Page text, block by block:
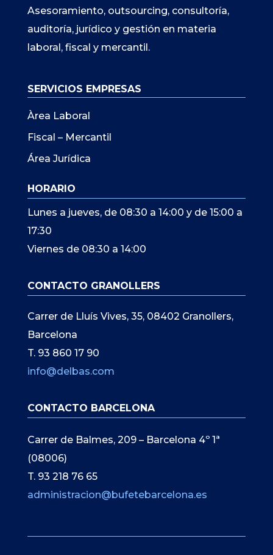
Asesoramiento, outsourcing, consultoría,
auditoría, jurídico y gestión en materia
laboral, fiscal y mercantil.
SERVICIOS EMPRESAS
Àrea Laboral
Fiscal – Mercantil
Área Jurídica
HORARIO
Lunes a jueves, de 08:30 a 14:00 y de 15:00 a
17:30
Viernes de 08:30 a 14:00
CONTACTO GRANOLLERS
Carrer de Lluís Vives, 35, 08402 Granollers,
Barcelona
T. 93 860 17 90
info@delbas.com
CONTACTO BARCELONA
Carrer de Balmes, 209 – Barcelona 4º 1ª
(08006)
T. 93 218 76 65
administracion@bufetebarcelona.es